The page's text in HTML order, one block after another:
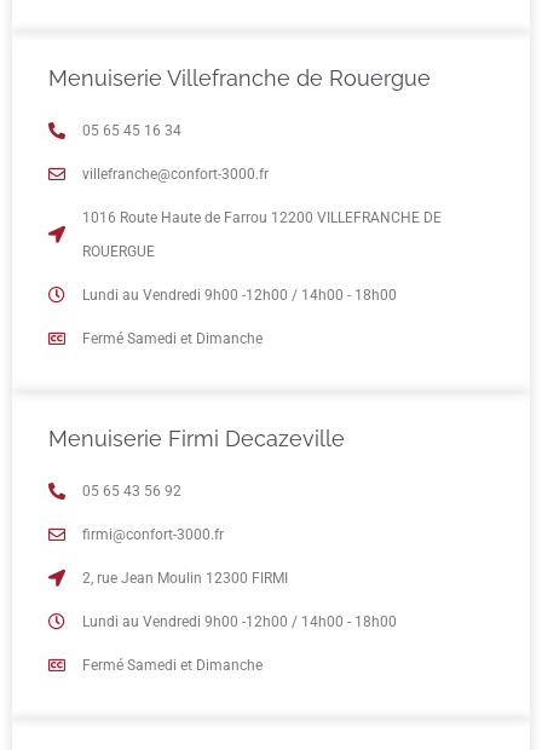
Menuiserie Villefranche de Rouergue
05 65 45 16 34
villefranche@confort-3000.fr
1016 Route Haute de Farrou 12200 VILLEFRANCHE DE
ROUERGUE
Lundi au Vendredi 9h00 -12h00 / 14h00 - 18h00
Fermé Samedi et Dimanche
Menuiserie Firmi Decazeville
05 65 43 56 92
firmi@confort-3000.fr
2, rue Jean Moulin 12300 FIRMI
Lundi au Vendredi 9h00 -12h00 / 14h00 - 18h00
Fermé Samedi et Dimanche